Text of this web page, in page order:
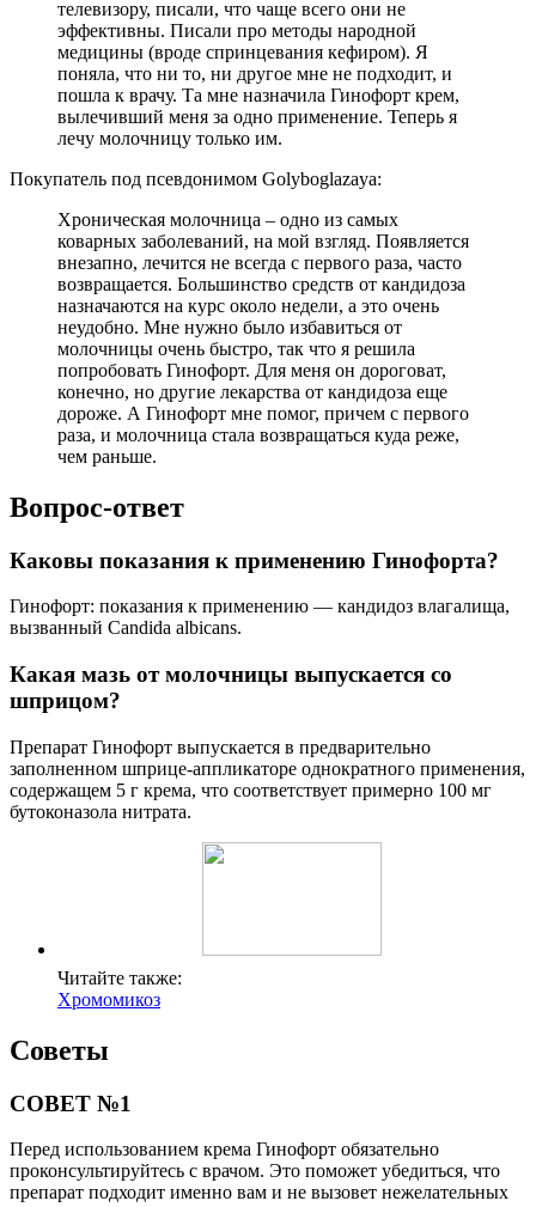
телевизору, писали, что чаще всего они не
эффективны. Писали про методы народной
медицины (вроде спринцевания кефиром). Я
поняла, что ни то, ни другое мне не подходит, и
пошла к врачу. Та мне назначила Гинофорт крем,
вылечивший меня за одно применение. Теперь я
лечу молочницу только им.
Покупатель под псевдонимом Golyboglazaya:
Хроническая молочница – одно из самых
коварных заболеваний, на мой взгляд. Появляется
внезапно, лечится не всегда с первого раза, часто
возвращается. Большинство средств от кандидоза
назначаются на курс около недели, а это очень
неудобно. Мне нужно было избавиться от
молочницы очень быстро, так что я решила
попробовать Гинофорт. Для меня он дороговат,
конечно, но другие лекарства от кандидоза еще
дороже. А Гинофорт мне помог, причем с первого
раза, и молочница стала возвращаться куда реже,
чем раньше.
Вопрос-ответ
Каковы показания к применению Гинофорта?
Гинофорт: показания к применению — кандидоз влагалища,
вызванный Candida albicans.
Какая мазь от молочницы выпускается со
шприцом?
Препарат Гинофорт выпускается в предварительно
заполненном шприце-аппликаторе однократного применения,
содержащем 5 г крема, что соответствует примерно 100 мг
бутоконазола нитрата.
Читайте также:
Хромомикоз
Советы
СОВЕТ №1
Перед использованием крема Гинофорт обязательно
проконсультируйтесь с врачом. Это поможет убедиться, что
препарат подходит именно вам и не вызовет нежелательных